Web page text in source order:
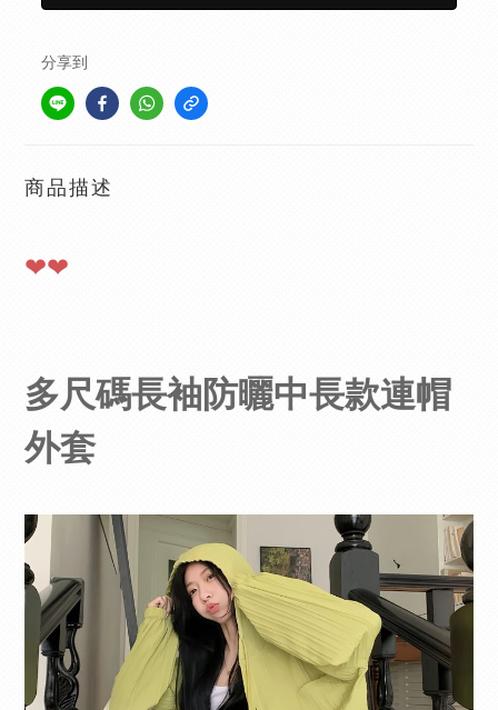
分享到
商品描述
❤❤
多尺碼長袖防曬中長款連帽
外套